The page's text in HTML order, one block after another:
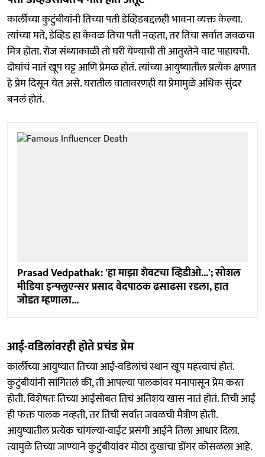
कार्लीच्या कुटुंबीयांनी तिच्या पती डेव्हिडबद्दलही भावना व्यक्त केल्या.
त्यांच्या मते, डेव्हिड हा केवळ तिचा पती नव्हता, तर तिचा सर्वात जवळचा
मित्र होता. रोज संध्याकाळी तो घरी येण्याची ती आतुरतेने वाट पाहायची.
दोघांचं नातं खूप घट्ट आणि प्रेमळ होतं. त्यांच्या आयुष्यातील प्रत्येक क्षणात
हे प्रेम दिसून येत असे. घरातील वातावरणही या प्रेमामुळे अधिक सुंदर
बनलं होतं.
Prasad Vedpathak: 'हा माझा शेवटचा व्हिडीओ...'; सोशल
मीडिया इन्फ्लुएन्सर प्रसाद वेदपाठक ढसाढसा रडला, हात
जोडत म्हणाला...
आई-वडिलांवरही होते प्रचंड प्रेम
कार्लीच्या आयुष्यात तिच्या आई-वडिलांचं स्थान खूप महत्त्वाचं होतं.
कुटुंबीयांनी सांगितलं की, ती आपल्या पालकांवर मनापासून प्रेम करत
होती. विशेषतः तिच्या आईसोबत तिचं अतिशय खास नातं होतं. तिची आई
ही फक्त पालक नव्हती, तर तिची सर्वात जवळची मैत्रीण होती.
आयुष्यातील प्रत्येक चांगल्या-वाईट प्रसंगी आईने तिला आधार दिला.
त्यामुळे तिच्या जाण्याने कुटुंबीयांवर मोठा दुःखाचा डोंगर कोसळला आहे.